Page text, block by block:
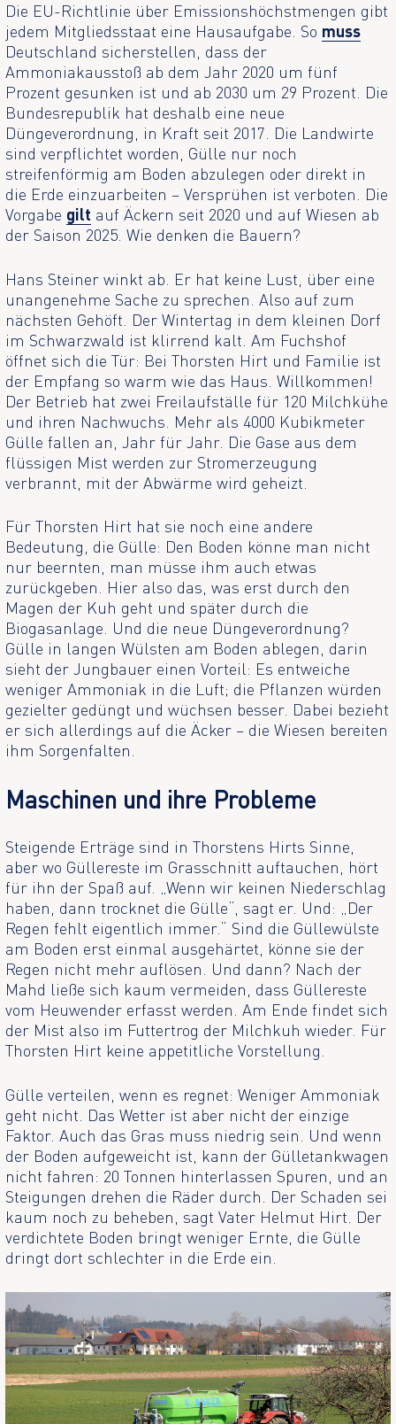
Die EU-Richtlinie über Emissionshöchstmengen gibt
jedem Mitgliedsstaat eine Hausaufgabe. So muss
Deutschland sicherstellen, dass der
Ammoniakausstoß ab dem Jahr 2020 um fünf
Prozent gesunken ist und ab 2030 um 29 Prozent. Die
Bundesrepublik hat deshalb eine neue
Düngeverordnung, in Kraft seit 2017. Die Landwirte
sind verpflichtet worden, Gülle nur noch
streifenförmig am Boden abzulegen oder direkt in
die Erde einzuarbeiten – Versprühen ist verboten. Die
Vorgabe gilt auf Äckern seit 2020 und auf Wiesen ab
der Saison 2025. Wie denken die Bauern?
Hans Steiner winkt ab. Er hat keine Lust, über eine
unangenehme Sache zu sprechen. Also auf zum
nächsten Gehöft. Der Wintertag in dem kleinen Dorf
im Schwarzwald ist klirrend kalt. Am Fuchshof
öffnet sich die Tür: Bei Thorsten Hirt und Familie ist
der Empfang so warm wie das Haus. Willkommen!
Der Betrieb hat zwei Freilaufställe für 120 Milchkühe
und ihren Nachwuchs. Mehr als 4000 Kubikmeter
Gülle fallen an, Jahr für Jahr. Die Gase aus dem
flüssigen Mist werden zur Stromerzeugung
verbrannt, mit der Abwärme wird geheizt.
Für Thorsten Hirt hat sie noch eine andere
Bedeutung, die Gülle: Den Boden könne man nicht
nur beernten, man müsse ihm auch etwas
zurückgeben. Hier also das, was erst durch den
Magen der Kuh geht und später durch die
Biogasanlage. Und die neue Düngeverordnung?
Gülle in langen Wülsten am Boden ablegen, darin
sieht der Jungbauer einen Vorteil: Es entweiche
weniger Ammoniak in die Luft; die Pflanzen würden
gezielter gedüngt und wüchsen besser. Dabei bezieht
er sich allerdings auf die Äcker – die Wiesen bereiten
ihm Sorgenfalten.
Maschinen und ihre Probleme
Steigende Erträge sind in Thorstens Hirts Sinne,
aber wo Güllereste im Grasschnitt auftauchen, hört
für ihn der Spaß auf. „Wenn wir keinen Niederschlag
haben, dann trocknet die Gülle“, sagt er. Und: „Der
Regen fehlt eigentlich immer.“ Sind die Güllewülste
am Boden erst einmal ausgehärtet, könne sie der
Regen nicht mehr auflösen. Und dann? Nach der
Mahd ließe sich kaum vermeiden, dass Güllereste
vom Heuwender erfasst werden. Am Ende findet sich
der Mist also im Futtertrog der Milchkuh wieder. Für
Thorsten Hirt keine appetitliche Vorstellung.
Gülle verteilen, wenn es regnet: Weniger Ammoniak
geht nicht. Das Wetter ist aber nicht der einzige
Faktor. Auch das Gras muss niedrig sein. Und wenn
der Boden aufgeweicht ist, kann der Gülletankwagen
nicht fahren: 20 Tonnen hinterlassen Spuren, und an
Steigungen drehen die Räder durch. Der Schaden sei
kaum noch zu beheben, sagt Vater Helmut Hirt. Der
verdichtete Boden bringt weniger Ernte, die Gülle
dringt dort schlechter in die Erde ein.